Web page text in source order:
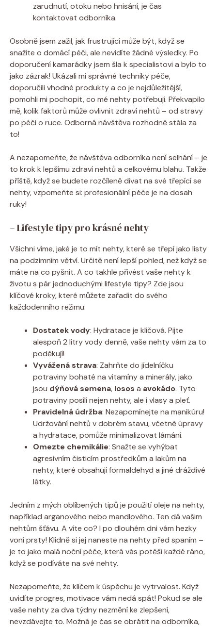
zarudnutí, otoku nebo hnisání, je čas
kontaktovat odborníka.
Osobně jsem zažil, jak frustrující může být, když se
snažíte o domácí péči, ale nevidíte žádné výsledky. Po
doporučení kamarádky jsem šla k specialistovi a bylo to
jako zázrak! Ukázali mi správné techniky péče,
doporučili vhodné produkty a co je nejdůležitější,
pomohli mi pochopit, co mé nehty potřebují. Překvapilo
mě, kolik faktorů může ovlivnit zdraví nehtů – od stravy
po péči o ruce. Odborná návštěva rozhodně stála za
to!
A nezapomeňte, že návštěva odborníka není selhání – je
to krok k lepšímu zdraví nehtů a celkovému blahu. Takže
příště, když se budete rozčíleně dívat na své třepící se
nehty, vzpomeňte si: profesionální péče je na dosah
ruky!
– Lifestyle tipy pro krásné nehty
Všichni víme, jaké je to mít nehty, které se třepí jako listy
na podzimním větví. Určitě není lepší pohled, než když se
máte na co pyšnit. A co takhle přivést vaše nehty k
životu s pár jednoduchými lifestyle tipy? Zde jsou
klíčové kroky, které můžete zařadit do svého
každodenního režimu:
Dostatek vody: Hydratace je klíčová. Pijte
alespoň 2 litry vody denně, vaše nehty vám za to
poděkují!
Vyvážená strava: Zahrňte do jídelníčku
potraviny bohaté na vitamíny a minerály, jako
jsou dýňová semena, losos a avokádo. Tyto
potraviny posílí nejen nehty, ale i vlasy a pleť.
Pravidelná údržba: Nezapomínejte na manikúru!
Udržování nehtů v dobrém stavu, včetně úpravy
a hydratace, pomůže minimalizovat lámání.
Omezte chemikálie: Snažte se vyhýbat
agresivním čisticím prostředkům a lakům na
nehty, které obsahují formaldehyd a jiné dráždivé
látky.
Jedním z mých oblíbených tipů je použití oleje na nehty,
například arganového nebo mandlového. Ten dá vašim
nehtům šťávu. A víte co? I po dlouhém dni vám hezky
voní prsty! Klidně si jej naneste na nehty před spaním –
je to jako malá noční péče, která vás potěší každé ráno,
když se podíváte na své nehty.
Nezapomeňte, že klíčem k úspěchu je vytrvalost. Když
uvidíte progres, motivace vám nedá spát! Pokud se ale
vaše nehty za dva týdny nezmění ke zlepšení,
nevzdávejte to. Možná je čas se obrátit na odborníka,